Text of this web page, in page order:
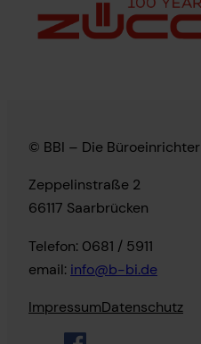
© BBI – Die Büroeinrichter
Zeppelinstraße 2
66117 Saarbrücken
Telefon: 0681 / 5911
email: info@b-bi.de
ImpressumDatenschutz